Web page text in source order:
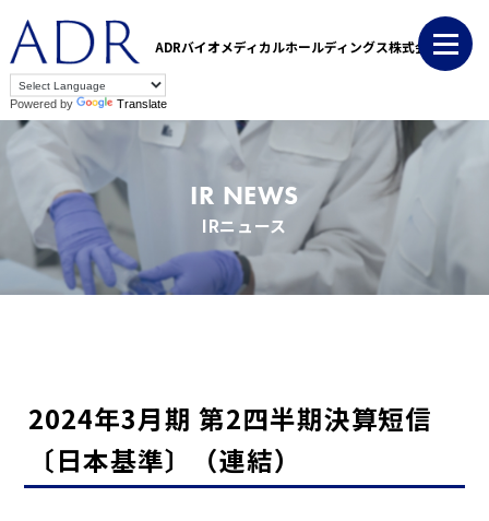
ADRバイオメディカルホールディングス株式会社
Powered by Translate
IR NEWS
IRニュース
2024年3月期 第2四半期決算短信
〔日本基準〕（連結）